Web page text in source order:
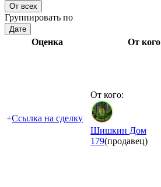
От всех
Группировать по
Дате
Оценка От кого
+Ссылка на сделку
От кого:
Шишкин Дом
179(продавец)